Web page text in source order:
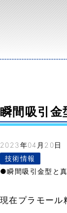
瞬間吸引金
2023年04月20日
技術情報
●瞬間吸引金型と
現在プラモール